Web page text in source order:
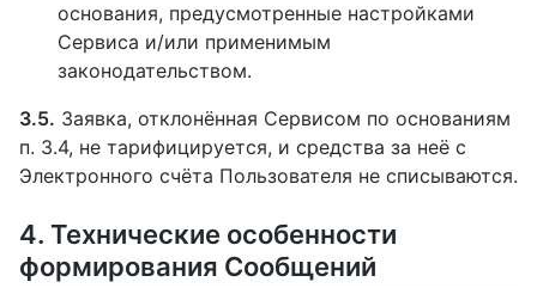
основания, предусмотренные настройками
Сервиса и/или применимым
законодательством.
3.5. Заявка, отклонённая Сервисом по основаниям
п. 3.4, не тарифицируется, и средства за неё с
Электронного счёта Пользователя не списываются.
4. Технические особенности
формирования Сообщений